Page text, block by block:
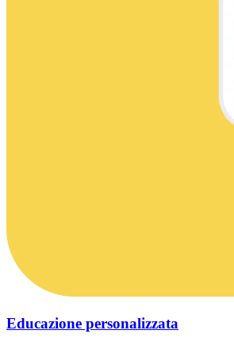
Educazione personalizzata